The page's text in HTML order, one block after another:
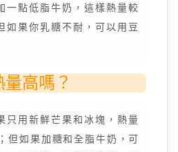
一點低脂牛奶，這樣熱量較
如果你乳糖不耐，可以用豆
高嗎？
只用新鮮芒果和冰塊，熱量
但如果加糖和全脂牛奶，可